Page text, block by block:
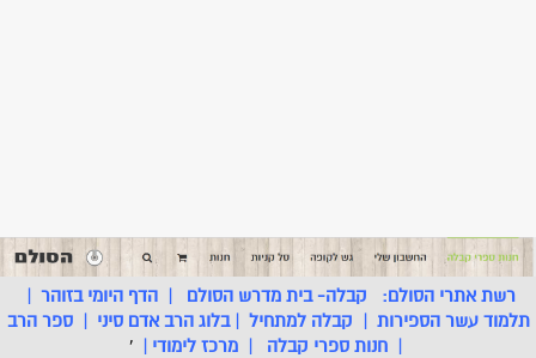
רשת אתרי הסולם: קבלה- בית מדרש הסולם |הדף היומי בזוהר |
תלמוד עשר הספירות | קבלה למתחיל |בלוג הרב אדם סיני |ספר הרב
| חנות ספרי קבלה | מרכז לימודי |
'